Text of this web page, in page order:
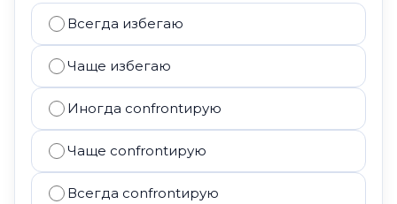
Всегда избегаю
Чаще избегаю
Иногда confrontирую
Чаще confrontирую
Всегда confrontирую